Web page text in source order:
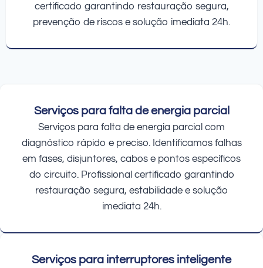
certificado garantindo restauração segura,
prevenção de riscos e solução imediata 24h.
Serviços para falta de energia parcial
Serviços para falta de energia parcial com
diagnóstico rápido e preciso. Identificamos falhas
em fases, disjuntores, cabos e pontos específicos
do circuito. Profissional certificado garantindo
restauração segura, estabilidade e solução
imediata 24h.
Serviços para interruptores inteligente